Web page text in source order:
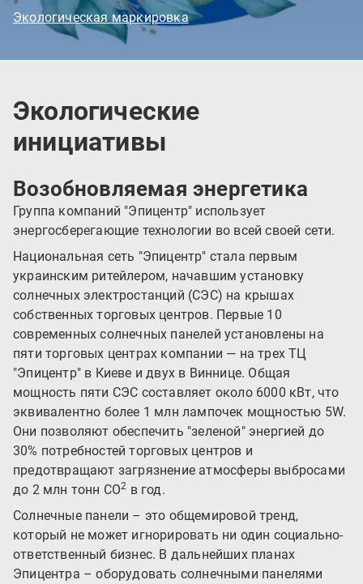
Экологическая маркировка
Экологические
инициативы
Возобновляемая энергетика
Группа компаний "Эпицентр" использует
энергосберегающие технологии во всей своей сети.
Национальная сеть "Эпицентр" стала первым
украинским ритейлером, начавшим установку
солнечных электростанций (СЭС) на крышах
собственных торговых центров. Первые 10
современных солнечных панелей установлены на
пяти торговых центрах компании — на трех ТЦ
"Эпицентр" в Киеве и двух в Виннице. Общая
мощность пяти СЭС составляет около 6000 кВт, что
эквивалентно более 1 млн лампочек мощностью 5W.
Они позволяют обеспечить "зеленой" энергией до
30% потребностей торговых центров и
предотвращают загрязнение атмосферы выбросами
до 2 млн тонн СО2 в год.
Солнечные панели – это общемировой тренд,
который не может игнорировать ни один социально-
ответственный бизнес. В дальнейших планах
Эпицентра – оборудовать солнечными панелями